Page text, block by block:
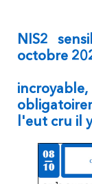
NIS2
octobre
l'eut cru il